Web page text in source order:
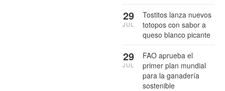
Tostitos lanza nuevos
totopos con sabor a
queso blanco picante
29
JUL
FAO aprueba el
primer plan mundial
para la ganadería
sostenible
29
JUL